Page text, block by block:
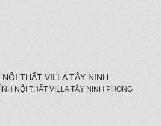
THẤT VILLA TÂY NINH
NỘI THẤT VILLA TÂY NINH PHONG